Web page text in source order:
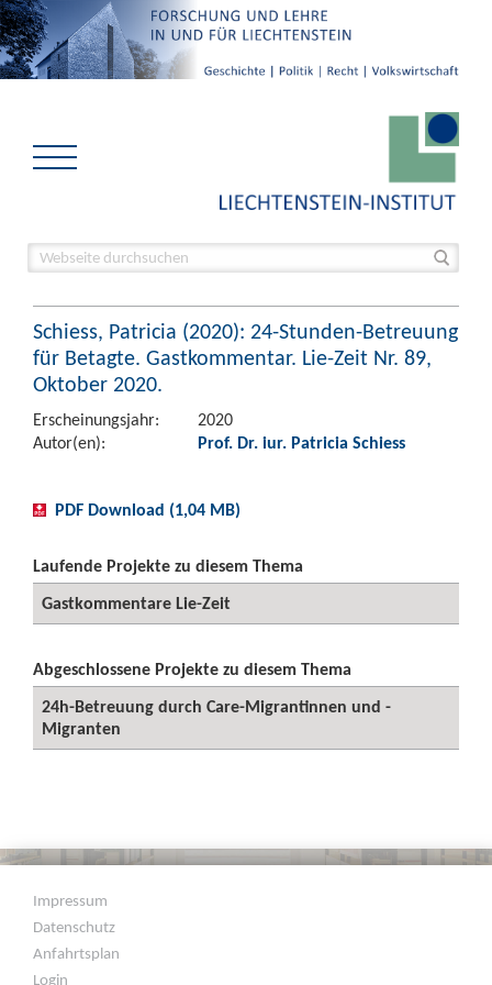
Schiess, Patricia (2020): 24-Stunden-Betreuung
für Betagte. Gastkommentar. Lie-Zeit Nr. 89,
Oktober 2020.
Erscheinungsjahr:
2020
Autor(en):
Prof. Dr. iur. Patricia Schiess
PDF Download (1,04 MB)
Laufende Projekte zu diesem Thema
Gastkommentare Lie-Zeit
Abgeschlossene Projekte zu diesem Thema
24h-Betreuung durch Care-Migrantinnen und -
Migranten
Impressum
Datenschutz
Anfahrtsplan
Login